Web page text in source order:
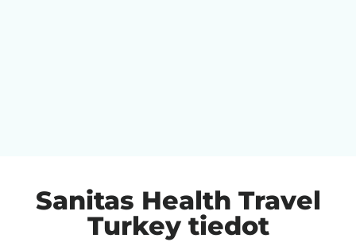
Sanitas Health Travel
Turkey tiedot